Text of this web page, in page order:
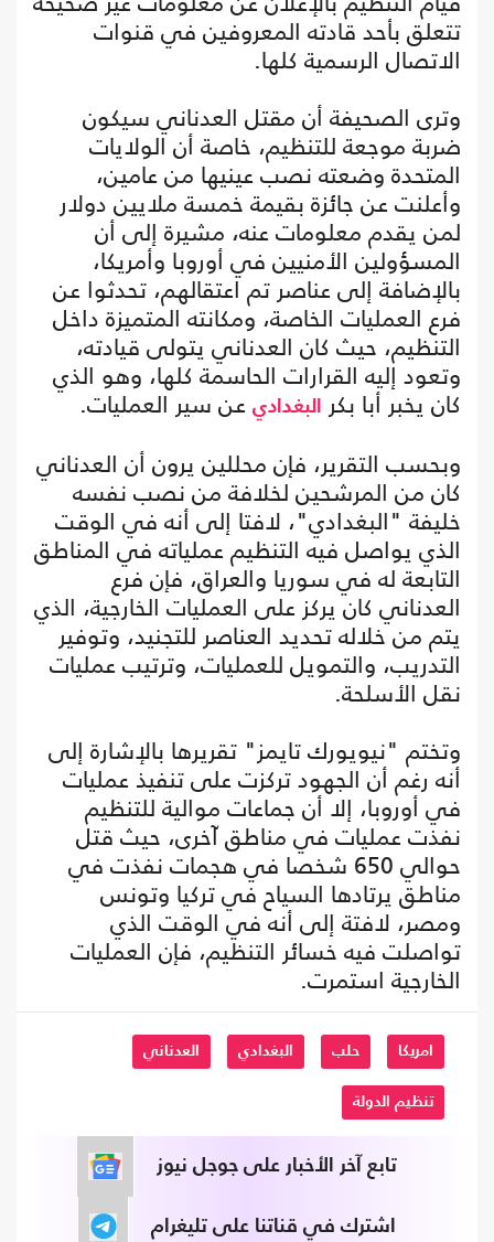
تتعلق بأحد قادته المعروفين في قنوات
الاتصال الرسمية كلها.
وترى الصحيفة أن مقتل العدناني سيكون
ضربة موجعة للتنظيم، خاصة أن الولايات
المتحدة وضعته نصب عينيها من عامين،
وأعلنت عن جائزة بقيمة خمسة ملايين دولار
لمن يقدم معلومات عنه، مشيرة إلى أن
المسؤولين الأمنيين في أوروبا وأمريكا،
بالإضافة إلى عناصر تم اعتقالهم، تحدثوا عن
فرع العمليات الخاصة، ومكانته المتميزة داخل
التنظيم، حيث كان العدناني يتولى قيادته،
وتعود إليه القرارات الحاسمة كلها، وهو الذي
كان يخبر أبا بكر البغدادي عن سير العمليات.
وبحسب التقرير، فإن محللين يرون أن العدناني
كان من المرشحين لخلافة من نصب نفسه
خليفة "البغدادي"، لافتا إلى أنه في الوقت
الذي يواصل فيه التنظيم عملياته في المناطق
التابعة له في سوريا والعراق، فإن فرع
العدناني كان يركز على العمليات الخارجية، الذي
يتم من خلاله تحديد العناصر للتجنيد، وتوفير
التدريب، والتمويل للعمليات، وترتيب عمليات
نقل الأسلحة.
وتختم "نيويورك تايمز" تقريرها بالإشارة إلى
أنه رغم أن الجهود تركزت على تنفيذ عمليات
في أوروبا، إلا أن جماعات موالية للتنظيم
نفذت عمليات في مناطق آخرى، حيث قتل
حوالي 650 شخصا في هجمات نفذت في
مناطق يرتادها السياح في تركيا وتونس
ومصر، لافتة إلى أنه في الوقت الذي
تواصلت فيه خسائر التنظيم، فإن العمليات
الخارجية استمرت.
امريكا حلب البغدادي العدناني
تنظيم الدولة
تابع آخر الأخبار على جوجل نيوز
اشترك في قناتنا على تليغرام